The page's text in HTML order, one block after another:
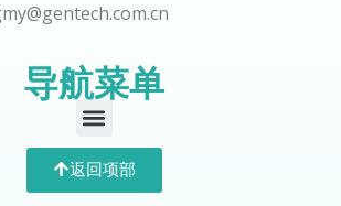
导航菜单
返回项部